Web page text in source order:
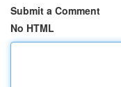
Submit a Comment
No HTML